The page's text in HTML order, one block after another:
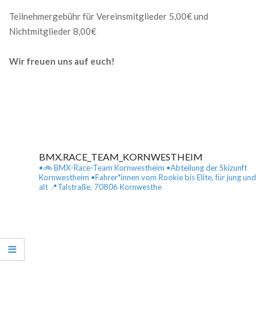
Teilnehmergebühr für Vereinsmitglieder 5,00€ und
Nichtmitglieder 8,00€
Wir freuen uns auf euch!
BMX.RACE_TEAM_KORNWESTHEIM
•🚲 BMX-Race-Team Kornwestheim •Abteilung der Skizunft
Kornwestheim •Fahrer*innen vom Rookie bis Elite, für jung und
alt 📍Talstraße, 70806 Kornwesthe